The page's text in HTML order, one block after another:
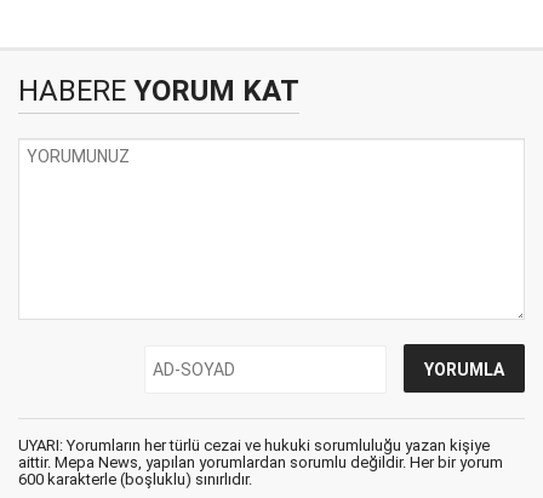
HABERE YORUM KAT
UYARI: Yorumların her türlü cezai ve hukuki sorumluluğu yazan kişiye
aittir. Mepa News, yapılan yorumlardan sorumlu değildir. Her bir yorum
600 karakterle (boşluklu) sınırlıdır.